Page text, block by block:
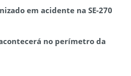
em acidente na SE-270
no perímetro da